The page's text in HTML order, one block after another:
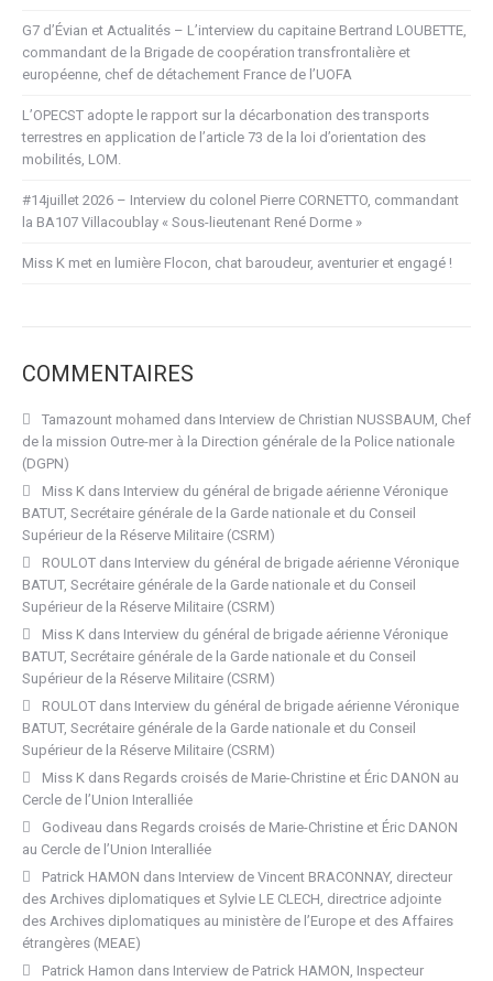
G7 d’Évian et Actualités – L’interview du capitaine Bertrand LOUBETTE,
commandant de la Brigade de coopération transfrontalière et
européenne, chef de détachement France de l’UOFA
L’OPECST adopte le rapport sur la décarbonation des transports
terrestres en application de l’article 73 de la loi d’orientation des
mobilités, LOM.
#14juillet 2026 – Interview du colonel Pierre CORNETTO, commandant
la BA107 Villacoublay « Sous-lieutenant René Dorme »
Miss K met en lumière Flocon, chat baroudeur, aventurier et engagé !
COMMENTAIRES
Tamazount mohamed dans Interview de Christian NUSSBAUM, Chef
de la mission Outre-mer à la Direction générale de la Police nationale
(DGPN)
Miss K dans Interview du général de brigade aérienne Véronique
BATUT, Secrétaire générale de la Garde nationale et du Conseil
Supérieur de la Réserve Militaire (CSRM)
ROULOT dans Interview du général de brigade aérienne Véronique
BATUT, Secrétaire générale de la Garde nationale et du Conseil
Supérieur de la Réserve Militaire (CSRM)
Miss K dans Interview du général de brigade aérienne Véronique
BATUT, Secrétaire générale de la Garde nationale et du Conseil
Supérieur de la Réserve Militaire (CSRM)
ROULOT dans Interview du général de brigade aérienne Véronique
BATUT, Secrétaire générale de la Garde nationale et du Conseil
Supérieur de la Réserve Militaire (CSRM)
Miss K dans Regards croisés de Marie-Christine et Éric DANON au
Cercle de l’Union Interalliée
Godiveau dans Regards croisés de Marie-Christine et Éric DANON
au Cercle de l’Union Interalliée
Patrick HAMON dans Interview de Vincent BRACONNAY, directeur
des Archives diplomatiques et Sylvie LE CLECH, directrice adjointe
des Archives diplomatiques au ministère de l’Europe et des Affaires
étrangères (MEAE)
Patrick Hamon dans Interview de Patrick HAMON, Inspecteur